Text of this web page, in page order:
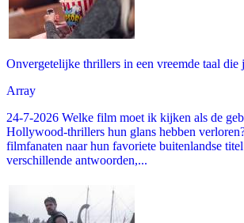
Onvergetelijke thrillers in een vreemde taal die
Array
24-7-2026 Welke film moet ik kijken als de
Hollywood-thrillers hun glans hebben
filmfanaten naar hun favoriete buitenlandse
verschillende antwoorden,...